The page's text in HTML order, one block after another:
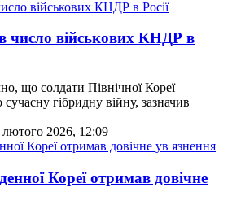
число військових КНДР в
що солдати Північної Кореї
гібридну війну, зазначив
лютого 2026, 12:09
Кореї отримав довічне